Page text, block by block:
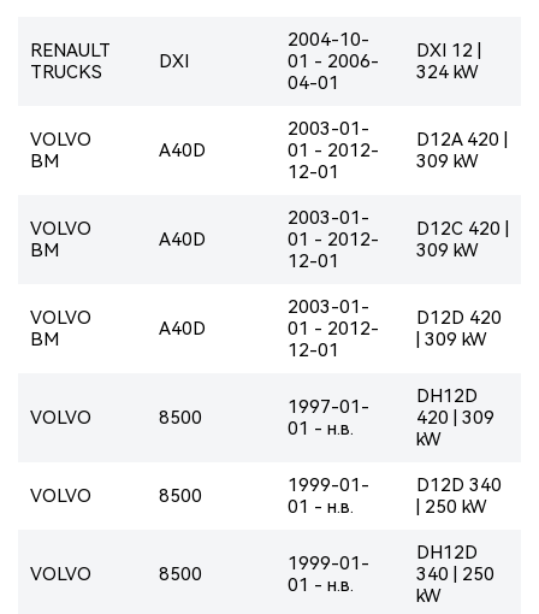
RENAULT
TRUCKS
DXI
2004-10-
01 - 2006-
04-01
DXI 12 |
324 kW
VOLVO
BM
A40D
2003-01-
01 - 2012-
12-01
D12A 420 |
309 kW
VOLVO
BM
A40D
2003-01-
01 - 2012-
12-01
D12C 420 |
309 kW
VOLVO
BM
A40D
2003-01-
01 - 2012-
12-01
D12D 420
| 309 kW
VOLVO 8500
1997-01-
01 - н.в.
DH12D
420 | 309
kW
VOLVO 8500
1999-01-
01 - н.в.
D12D 340
| 250 kW
VOLVO 8500
1999-01-
01 - н.в.
DH12D
340 | 250
kW